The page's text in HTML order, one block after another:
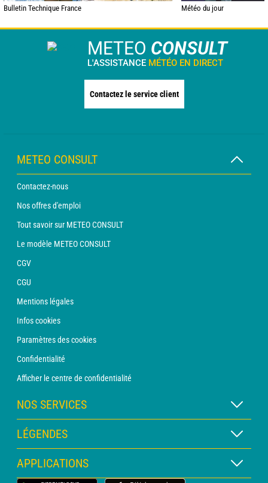
Bulletin Technique France Météo du jour
METEO CONSULT
L'ASSISTANCE MÉTÉO EN DIRECT
Contactez le service client
METEO CONSULT
Contactez-nous
Nos offres d'emploi
Tout savoir sur METEO CONSULT
Le modèle METEO CONSULT
CGV
CGU
Mentions légales
Infos cookies
Paramètres des cookies
Confidentialité
Afficher le centre de confidentialité
NOS SERVICES
Abonnement METEO Xpert
Abonnement METEO PRO
Consultation avec un prévisionniste
LÉGENDES
Légende des cartes
Légende des pictogrammes
APPLICATIONS